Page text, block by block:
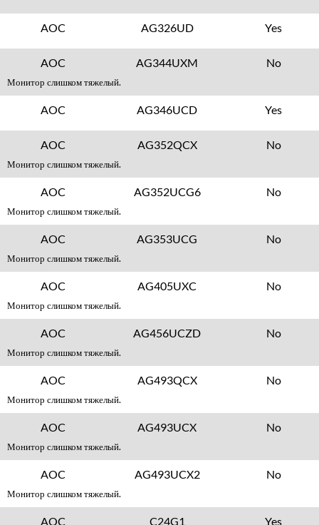
AOC AG326UD Yes
AOC AG344UXM No
Монитор слишком тяжелый.
AOC AG346UCD Yes
AOC AG352QCX No
Монитор слишком тяжелый.
AOC AG352UCG6 No
Монитор слишком тяжелый.
AOC AG353UCG No
Монитор слишком тяжелый.
AOC AG405UXC No
Монитор слишком тяжелый.
AOC AG456UCZD No
Монитор слишком тяжелый.
AOC AG493QCX No
Монитор слишком тяжелый.
AOC AG493UCX No
Монитор слишком тяжелый.
AOC AG493UCX2 No
Монитор слишком тяжелый.
AOC C24G1 Yes